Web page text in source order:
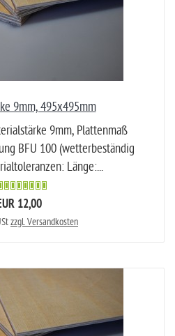
9mm, 495x495mm
9mm, Plattenmaß
BFU 100 (wetterbeständig
Länge:...
12,00
zzgl. Versandkosten